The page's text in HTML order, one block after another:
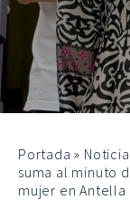
Portada »
suma al minuto
mujer en Antella